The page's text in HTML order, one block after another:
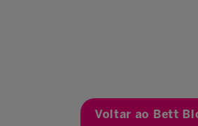
Voltar ao Bett